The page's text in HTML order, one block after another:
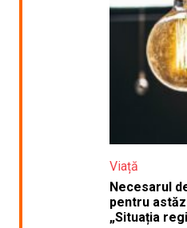
Viață
Necesarul
pentru
„Situația